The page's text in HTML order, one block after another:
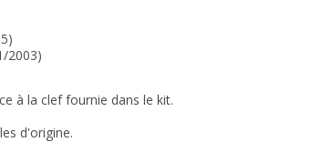
2003)
à la clef fournie dans le kit.
d'origine.